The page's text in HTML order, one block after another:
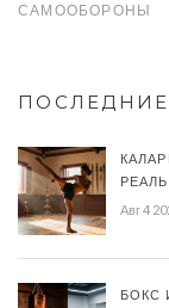
САМООБОРОНЫ
Авг 4
БОКС